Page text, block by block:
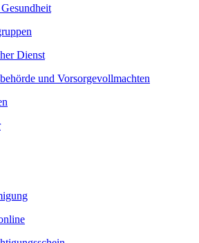
Dienst
und Vorsorgevollmachten